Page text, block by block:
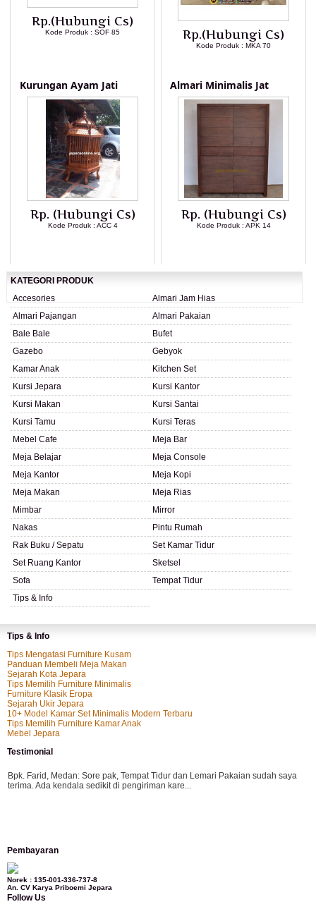
Rp.(Hubungi Cs)
Kode Produk : SOF 85 Rp.(Hubungi Cs)
Kode Produk : MKA 70
Kurungan Ayam Jati
Rp. (Hubungi Cs)
Kode Produk : ACC 4
Almari Minimalis Jat
Rp. (Hubungi Cs)
Kode Produk : APK 14
KATEGORI PRODUK
Accesories
Almari Jam Hias
Almari Pajangan
Almari Pakaian
Bale Bale
Bufet
Gazebo
Gebyok
Kamar Anak
Kitchen Set
Kursi Jepara
Kursi Kantor
Kursi Makan
Kursi Santai
Kursi Tamu
Kursi Teras
Mebel Cafe
Meja Bar
Meja Belajar
Meja Console
Meja Kantor
Meja Kopi
Meja Makan
Meja Rias
Mimbar
Mirror
Nakas
Pintu Rumah
Rak Buku / Sepatu
Set Kamar Tidur
Set Ruang Kantor
Sketsel
Sofa
Tempat Tidur
Tips & Info
Tips & Info
Tips Mengatasi Furniture Kusam
Panduan Membeli Meja Makan
Sejarah Kota Jepara
Tips Memilih Furniture Minimalis
Furniture Klasik Eropa
Sejarah Ukir Jepara
10+ Model Kamar Set Minimalis Modern Terbaru
Tips Memilih Furniture Kamar Anak
Mebel Jepara
Testimonial
Bpk. Farid, Medan: Sore pak, Tempat Tidur dan Lemari Pakaian sudah saya
terima. Ada kendala sedikit di pengiriman kare...
kursi teras saya sudah saya terima dan p...
Pembayaran
Norek : 135-001-336-737-8
An. CV Karya Priboemi Jepara
Follow Us